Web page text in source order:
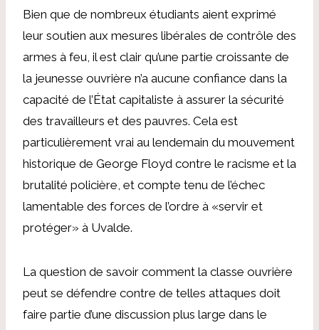
Bien que de nombreux étudiants aient exprimé
leur soutien aux mesures libérales de contrôle des
armes à feu, il est clair qu’une partie croissante de
la jeunesse ouvrière n’a aucune confiance dans la
capacité de l’État capitaliste à assurer la sécurité
des travailleurs et des pauvres. Cela est
particulièrement vrai au lendemain du mouvement
historique de George Floyd contre le racisme et la
brutalité policière, et compte tenu de l’échec
lamentable des forces de l’ordre à «servir et
protéger» à Uvalde.
La question de savoir comment la classe ouvrière
peut se défendre contre de telles attaques doit
faire partie d’une discussion plus large dans le